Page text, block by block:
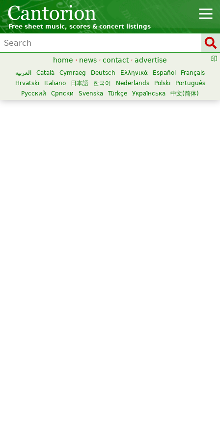
Free sheet music, scores & concert listings
home · news · contact · advertise
العربية Català Cymraeg Deutsch Ελληνικά Español
Français
Hrvatski
Italiano 日本語 한국어 Nederlands Polski
Português
Русский
Српски Svenska Türkçe Українська 中文(简体)